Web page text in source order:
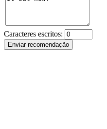
Caracteres escritos: